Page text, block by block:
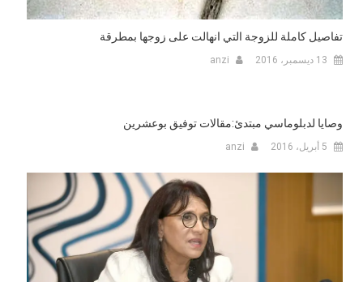
تفاصيل كاملة للزوجة التي انهالت على زوجها بمطرقة
13 ديسمبر، 2016 anzi
وصايا لدبلوماسي مبتدئ:مقالات توفيق بوعشرين
5 أبريل، 2016 anzi